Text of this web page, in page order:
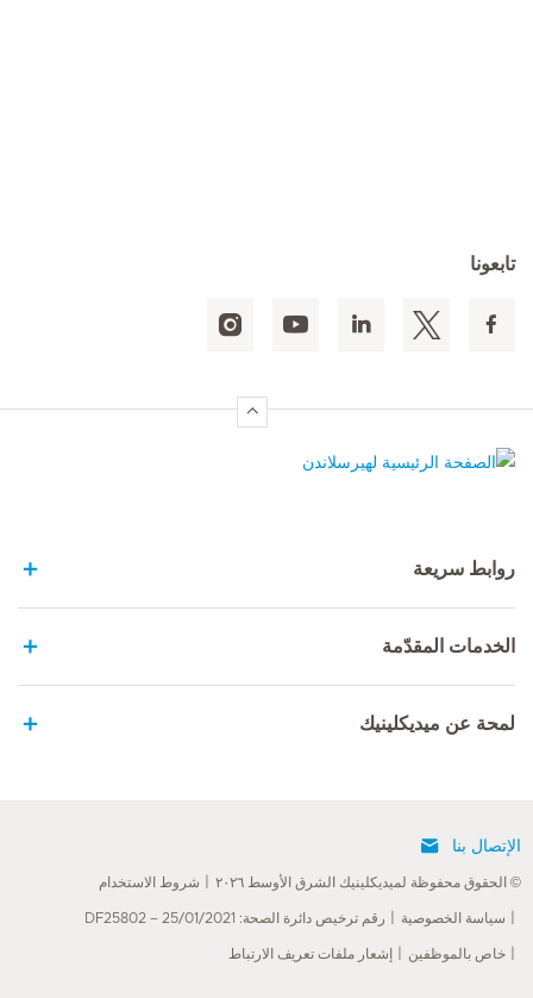
تابعونا
روابط سريعة
الخدمات المقدّمة
لمحة عن ميديكلينيك
الإتصال بنا
© الحقوق محفوظة لميديكلينيك الشرق الأوسط ٢٠٢٦ شروط الاستخدام
سياسة الخصوصية رقم ترخيص دائرة الصحة: DF25802 – 25/01/2021
خاص بالموظفين إشعار ملفات تعريف الارتباط